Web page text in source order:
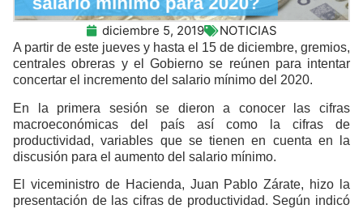
diciembre 5, 2019 NOTICIAS
A partir de este jueves y hasta el 15 de diciembre, gremios,
centrales obreras y el Gobierno se reúnen para intentar
concertar el incremento del salario mínimo del 2020.
En la primera sesión se dieron a conocer las cifras
macroeconómicas del país así como la cifras de
productividad, variables que se tienen en cuenta en la
discusión para el aumento del salario mínimo.
El viceministro de Hacienda, Juan Pablo Zárate, hizo la
presentación de las cifras de productividad. Según indicó